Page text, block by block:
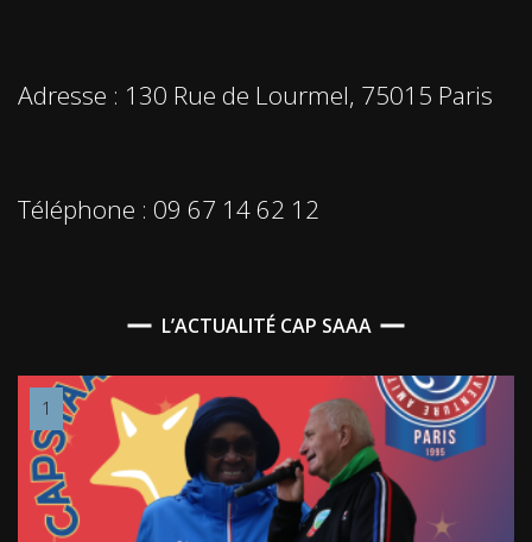
Adresse : 130 Rue de Lourmel, 75015 Paris
Téléphone : 09 67 14 62 12
L’ACTUALITÉ CAP SAAA